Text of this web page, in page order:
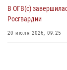
В ОГВ(с)
Росгвардии
20 июля 2026, 09:25